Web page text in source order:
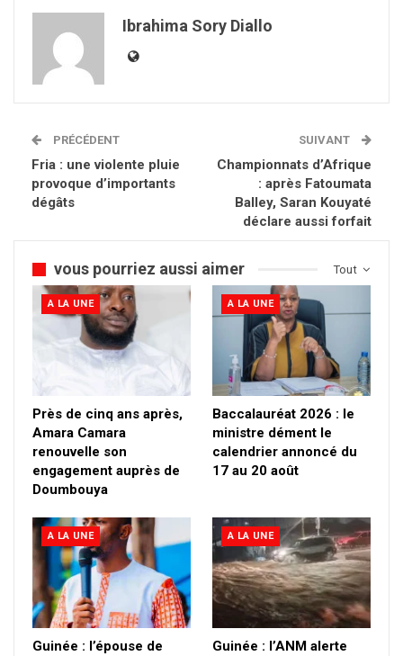
Ibrahima Sory Diallo
PRÉCÉDENT
Fria : une violente pluie
provoque d’importants
dégâts
SUIVANT
Championnats d’Afrique
: après Fatoumata
Balley, Saran Kouyaté
déclare aussi forfait
Tout
vous pourriez aussi aimer
A LA UNE
Près de cinq ans après,
Amara Camara
renouvelle son
engagement auprès de
Doumbouya
A LA UNE
Baccalauréat 2026 : le
ministre dément le
calendrier annoncé du
17 au 20 août
A LA UNE
Guinée : l’épouse de
A LA UNE
Guinée : l’ANM alerte